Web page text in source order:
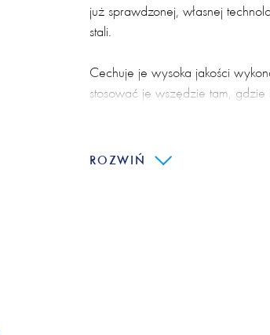
już sprawdzonej, własnej
stali.
Cechuje je wysoka jakości
stosować je wszędzie tam, gdzie
szerokiego zakresu
ROZWIŃ